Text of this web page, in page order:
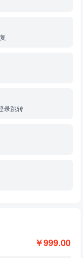
录跳转
￥999.00